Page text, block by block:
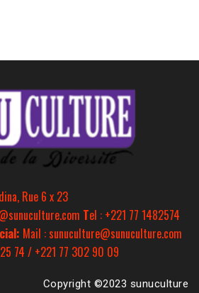
Rue 6 x 23
Tel : +221 77 1482574
Mail : sunuculture@sunuculture.com
74 / +221 77 302 90 09
Copyright ©2023 sunuculture